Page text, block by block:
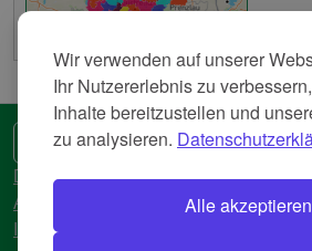
Wir verwenden auf unserer
Ihr Nutzererlebnis zu
Inhalte bereitzustellen und
zu analysieren.
Alle akzeptieren
🌍 Eine andere Sprache
Datenschutzerkläreung
AGB
Impressum